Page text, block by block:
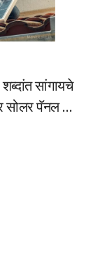
सांगायचे
सोलर पॅनल …